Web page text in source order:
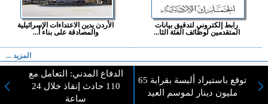
رابط إلكتروني لتدقيق بيانات
المتقدمين لوظائف الفئة الثا...
الأردن يدين الاعتداءات الإسرائيلية
والمصادقة على بناء أ...
المزيد ...
اختيارات القراء
توقع باستيراد ألبسة بقرابة 65
مليون دينار لموسم العيد
الدفاع المدني: التعامل مع
110 حادث إنقاذ خلال 24
ساعة